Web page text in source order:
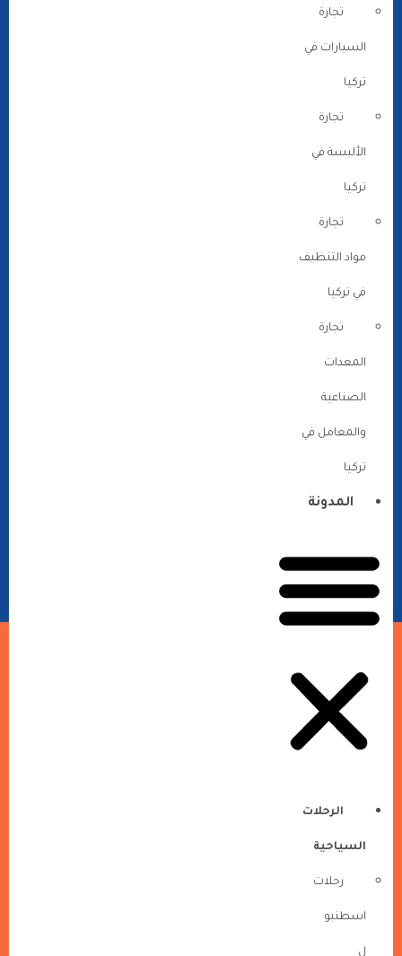
تجارة
السيارات في
تركيا
تجارة
الألبسة في
تركيا
تجارة
مواد التنظيف
في تركيا
تجارة
المعدات
الصناعية
والمعامل في
تركيا
المدونة
الرحلات
السياحية
رحلات
اسطنبو
ل